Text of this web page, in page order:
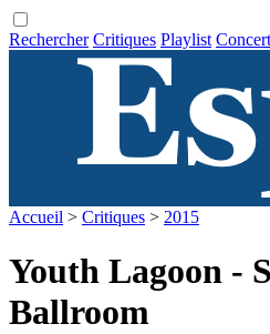
Rechercher Critiques Playlist
Accueil > Critiques > 2015
Youth Lagoon -
Ballroom